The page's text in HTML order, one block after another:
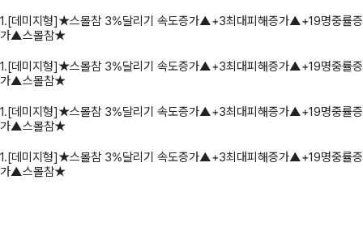
1.[데미지형]★스몰참 3%달리기 속도증가▲+3최대피해증가▲+19명중률증
가▲스몰참★
1.[데미지형]★스몰참 3%달리기 속도증가▲+3최대피해증가▲+19명중률증
가▲스몰참★
1.[데미지형]★스몰참 3%달리기 속도증가▲+3최대피해증가▲+19명중률증
가▲스몰참★
1.[데미지형]★스몰참 3%달리기 속도증가▲+3최대피해증가▲+19명중률증
가▲스몰참★